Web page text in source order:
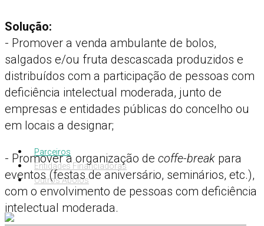
Solução:
- Promover a venda ambulante de bolos,
salgados e/ou fruta descascada produzidos e
distribuídos com a participação de pessoas com
deficiência intelectual moderada, junto de
empresas e entidades públicas do concelho ou
em locais a designar;
- Promover a organização de coffe-break para
eventos (festas de aniversário, seminários, etc.),
com o envolvimento de pessoas com deficiência
intelectual moderada.
Parceiros
Entidades Financiadoras
Outros Apoios